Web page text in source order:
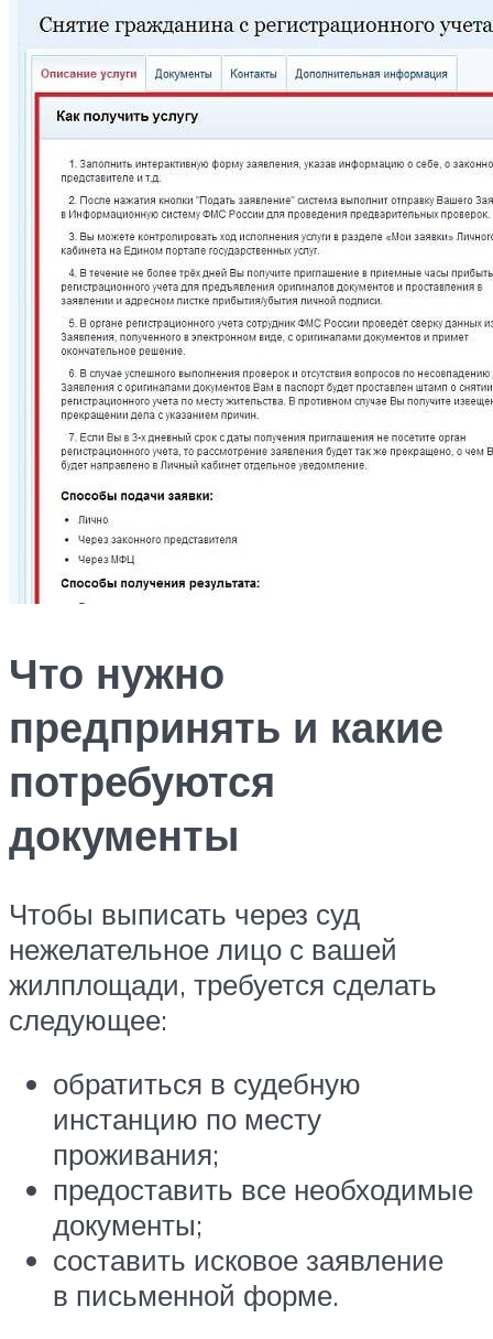
Что нужно
предпринять и какие
потребуются
документы
Чтобы выписать через суд
нежелательное лицо с вашей
жилплощади, требуется сделать
следующее:
обратиться в судебную
инстанцию по месту
проживания;
предоставить все необходимые
документы;
составить исковое заявление
в письменной форме.